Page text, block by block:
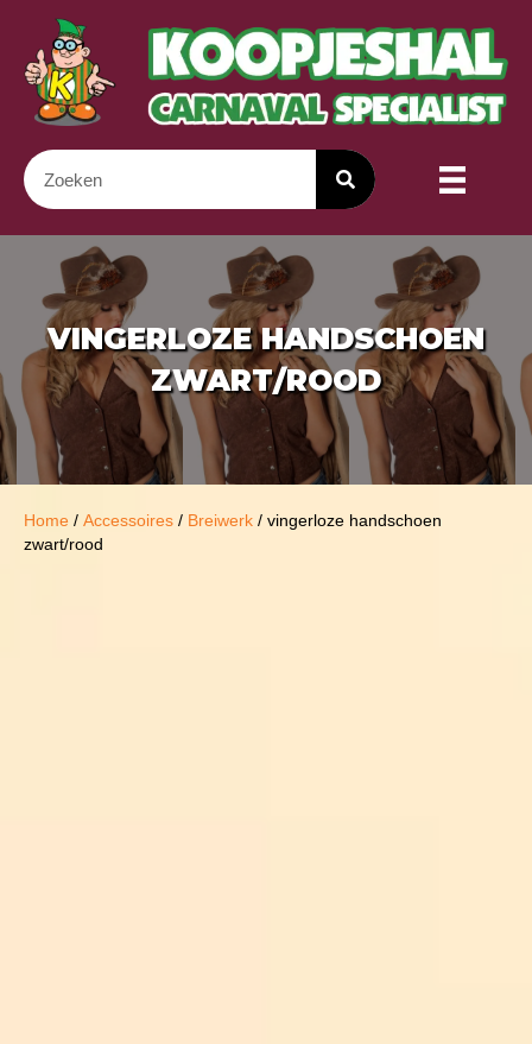
VINGERLOZE HANDSCHOEN
ZWART/ROOD
Home / Accessoires / Breiwerk / vingerloze handschoen
zwart/rood